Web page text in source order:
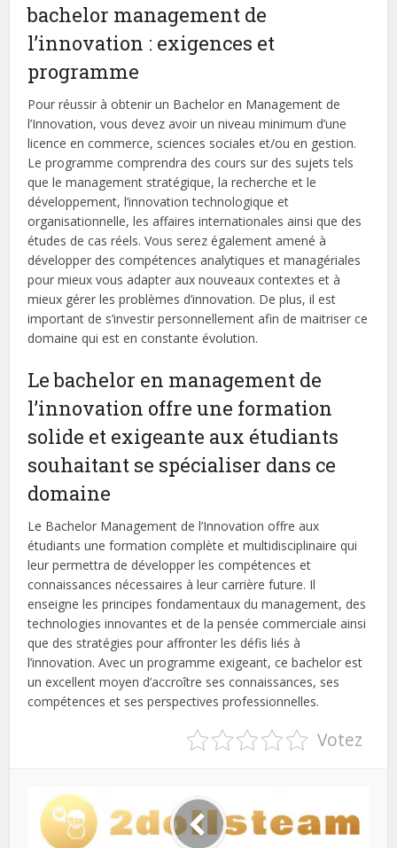
bachelor management de
l’innovation : exigences et
programme
Pour réussir à obtenir un Bachelor en Management de
l’Innovation, vous devez avoir un niveau minimum d’une
licence en commerce, sciences sociales et/ou en gestion.
Le programme comprendra des cours sur des sujets tels
que le management stratégique, la recherche et le
développement, l’innovation technologique et
organisationnelle, les affaires internationales ainsi que des
études de cas réels. Vous serez également amené à
développer des compétences analytiques et managériales
pour mieux vous adapter aux nouveaux contextes et à
mieux gérer les problèmes d’innovation. De plus, il est
important de s’investir personnellement afin de maitriser ce
domaine qui est en constante évolution.
Le bachelor en management de
l’innovation offre une formation
solide et exigeante aux étudiants
souhaitant se spécialiser dans ce
domaine
Le Bachelor Management de l’Innovation offre aux
étudiants une formation complète et multidisciplinaire qui
leur permettra de développer les compétences et
connaissances nécessaires à leur carrière future. Il
enseigne les principes fondamentaux du management, des
technologies innovantes et de la pensée commerciale ainsi
que des stratégies pour affronter les défis liés à
l’innovation. Avec un programme exigeant, ce bachelor est
un excellent moyen d’accroître ses connaissances, ses
compétences et ses perspectives professionnelles.
Votez